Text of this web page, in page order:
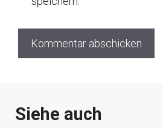
Siehe auch